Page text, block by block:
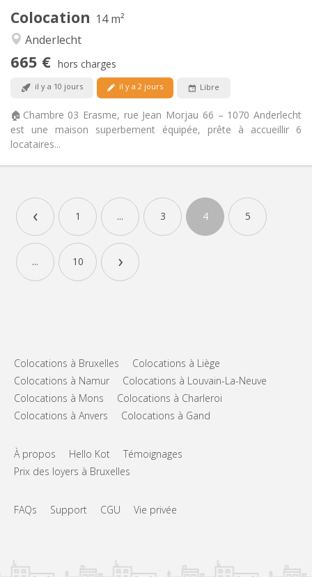
Colocation 14 m²
Anderlecht
665 € hors charges
il y a 10 jours il y a 2 jours Libre
🏠Chambre 03 Erasme, rue Jean Morjau 66 – 1070 Anderlecht
est une maison superbement équipée, prête à accueillir 6
locataires...
Non-fumeur
‹ 1 ... 3 4 5
... 10 ›
Colocations à Bruxelles
Colocations à Liège
Colocations à Namur
Colocations à Louvain-La-Neuve
Colocations à Mons
Colocations à Charleroi
Colocations à Anvers
Colocations à Gand
À propos Hello Kot
Témoignages
Prix des loyers à Bruxelles
FAQs Support CGU Vie privée